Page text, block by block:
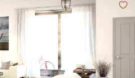
PARQUETS À MOTIFS
PARQUET VERNIS
PARQUET EN BOIS BRUT